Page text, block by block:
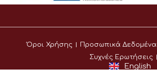
Όροι Χρήσης Προσωπικά Δεδομένα
Συχνές Ερωτήσεις
English